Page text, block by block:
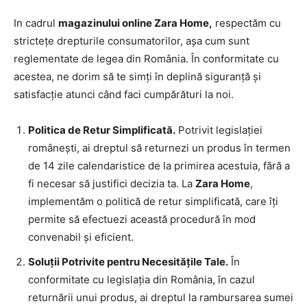
In cadrul magazinului online Zara Home, respectăm cu
strictețe drepturile consumatorilor, așa cum sunt
reglementate de legea din România. În conformitate cu
acestea, ne dorim să te simți în deplină siguranță și
satisfacție atunci când faci cumpărături la noi.
Politica de Retur Simplificată. Potrivit legislației
românești, ai dreptul să returnezi un produs în termen
de 14 zile calendaristice de la primirea acestuia, fără a
fi necesar să justifici decizia ta. La Zara Home,
implementăm o politică de retur simplificată, care îți
permite să efectuezi această procedură în mod
convenabil și eficient.
Soluții Potrivite pentru Necesitățile Tale. În
conformitate cu legislația din România, în cazul
returnării unui produs, ai dreptul la rambursarea sumei